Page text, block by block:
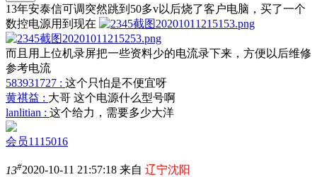
13年安泰信可调突然跳到50多v以后烧了客户电脑，买了一个
数控电源用到现在
而且用上位机录屏把一些资料少的电流录下来，方便以后维修
参考电流
583931727 : 这个只怕是不便宜呀
黄祺益 : 大哥 这个电源什么型号啊
lanlitian : 这个给力，需要多少大洋
会员1115016
13#2020-10-11 21:57:18 来自 辽宁沈阳